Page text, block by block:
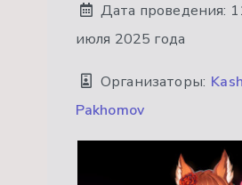
Дата проведения:
июля 2025 года
Организаторы:
Pakhomov